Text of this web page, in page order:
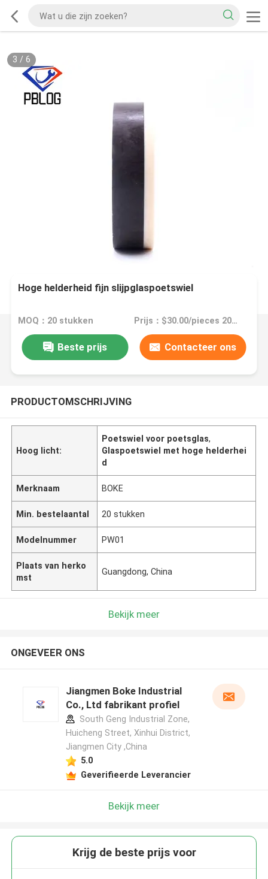
3 / 6
Hoge helderheid fijn slijpglaspoetswiel
MOQ：20 stukken Prijs：$30.00/pieces 20-49 pieces
Beste prijs Contacteer ons
PRODUCTOMSCHRIJVING
Hoog licht:
Poetswiel voor poetsglas,
Glaspoetswiel met hoge helderhei
d
Merknaam BOKE
Min. bestelaantal 20 stukken
Modelnummer PW01
Plaats van herko
mst
Guangdong, China
Bekijk meer
ONGEVEER ONS
Jiangmen Boke Industrial
Co., Ltd fabrikant profiel
South Geng Industrial Zone,
Huicheng Street, Xinhui District,
Jiangmen City ,China
5.0
Geverifieerde Leverancier
Bekijk meer
Krijg de beste prijs voor